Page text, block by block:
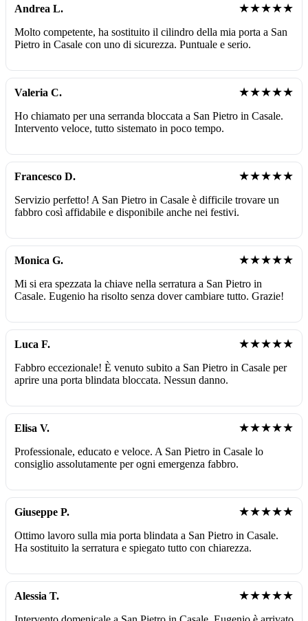
Andrea L. ★★★★★
Molto competente, ha sostituito il cilindro della mia porta a San
Pietro in Casale con uno di sicurezza. Puntuale e serio.
Valeria C. ★★★★★
Ho chiamato per una serranda bloccata a San Pietro in Casale.
Intervento veloce, tutto sistemato in poco tempo.
Francesco D. ★★★★★
Servizio perfetto! A San Pietro in Casale è difficile trovare un
fabbro così affidabile e disponibile anche nei festivi.
Monica G. ★★★★★
Mi si era spezzata la chiave nella serratura a San Pietro in
Casale. Eugenio ha risolto senza dover cambiare tutto. Grazie!
Luca F. ★★★★★
Fabbro eccezionale! È venuto subito a San Pietro in Casale per
aprire una porta blindata bloccata. Nessun danno.
Elisa V. ★★★★★
Professionale, educato e veloce. A San Pietro in Casale lo
consiglio assolutamente per ogni emergenza fabbro.
Giuseppe P. ★★★★★
Ottimo lavoro sulla mia porta blindata a San Pietro in Casale.
Ha sostituito la serratura e spiegato tutto con chiarezza.
Alessia T. ★★★★★